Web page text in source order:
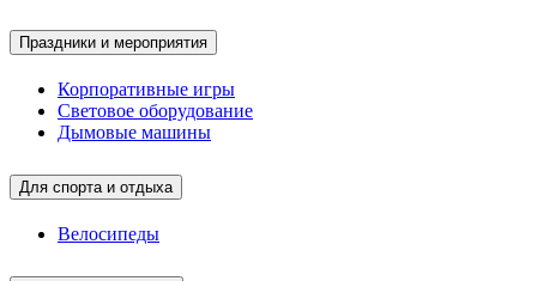
Праздники и мероприятия
Корпоративные игры
Световое оборудование
Дымовые машины
Для спорта и отдыха
Велосипеды